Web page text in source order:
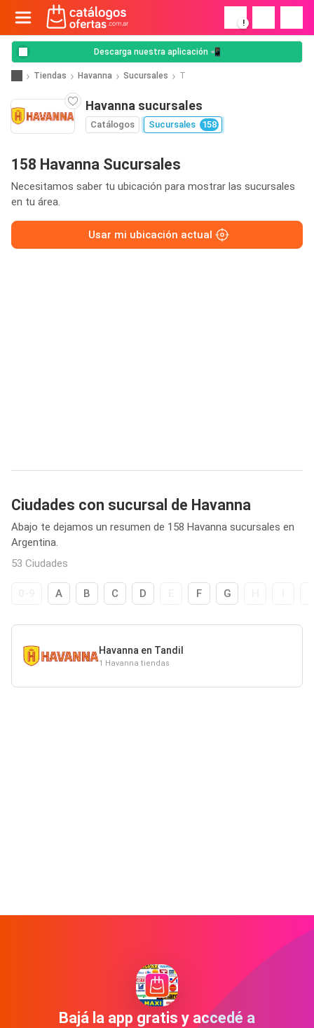
!
Descarga nuestra aplicación 📲
Tiendas Havanna Sucursales T
Havanna sucursales
Catálogos Sucursales 158
158 Havanna Sucursales
Necesitamos saber tu ubicación para mostrar las sucursales
en tu área.
Usar mi ubicación actual
Ciudades con sucursal de Havanna
Abajo te dejamos un resumen de 158 Havanna sucursales en
Argentina.
53 Ciudades
A B C D F G
Havanna en Tandil
1 Havanna tiendas
Bajá la app gratis y accedé a